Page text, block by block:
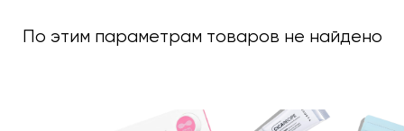
По этим параметрам товаров не найдено